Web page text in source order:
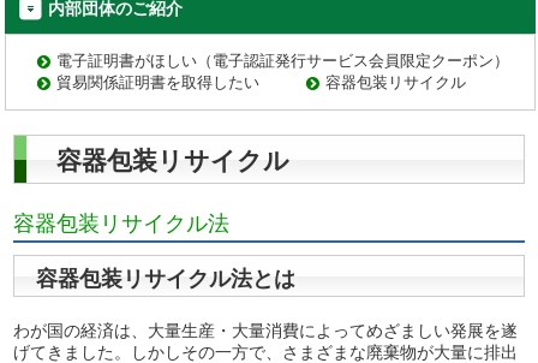
内部団体のご紹介
電子証明書がほしい（電子認証発行サービス会員限定クーポン）
貿易関係証明書を取得したい
容器包装リサイクル
容器包装リサイクル
容器包装リサイクル法
容器包装リサイクル法とは
わが国の経済は、大量生産・大量消費によってめざましい発展を遂
げてきました。しかしその一方で、さまざまな廃棄物が大量に排出